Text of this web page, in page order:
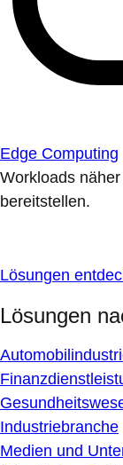
Edge Computing
Workloads
bereitstellen.
Lösungen
Lösungen
Industriebranche
Medien und